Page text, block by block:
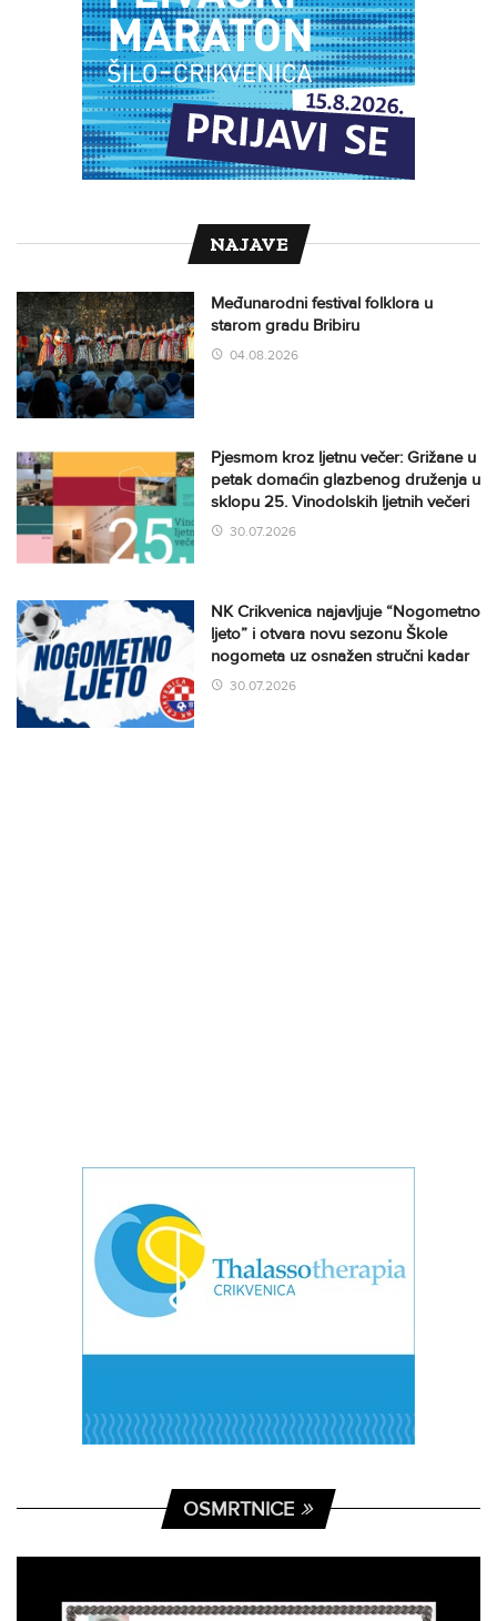
NAJAVE
Međunarodni festival folklora u
starom gradu Bribiru
04.08.2026
Pjesmom kroz ljetnu večer: Grižane u
petak domaćin glazbenog druženja u
sklopu 25. Vinodolskih ljetnih večeri
30.07.2026
NK Crikvenica najavljuje “Nogometno
ljeto” i otvara novu sezonu Škole
nogometa uz osnažen stručni kadar
30.07.2026
OSMRTNICE